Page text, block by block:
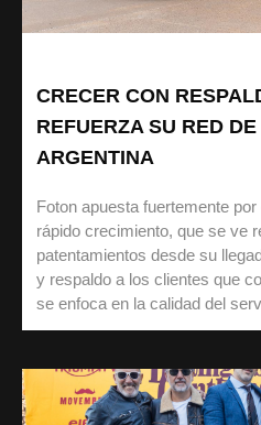
CRECER CON
REFUERZA SU RED
ARGENTINA
Foton apuesta fuertemente
rápido crecimiento, que se ve
patentamientos desde su
y respaldo a los clientes que
se enfoca en la calidad del